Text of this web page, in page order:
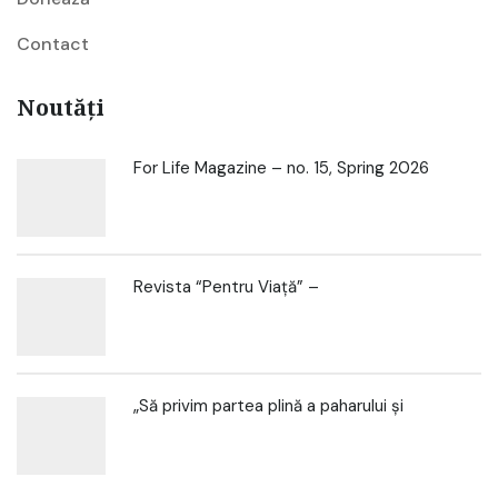
Contact
Noutăți
For Life Magazine – no. 15, Spring 2026
Revista “Pentru Viață” –
„Să privim partea plină a paharului și